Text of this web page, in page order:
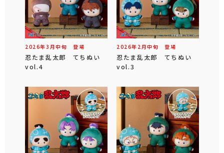
2026年3 月中旬 登場
忍たま乱太郎 てちぬい
vol.4
2026年 2 月中旬 登場
忍たま乱太郎 てちぬい
vol.3